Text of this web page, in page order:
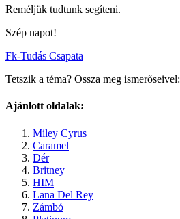
Reméljük tudtunk segíteni.
Szép napot!
Fk-Tudás Csapata
Tetszik a téma? Ossza meg ismerőseivel:
Ajánlott oldalak:
Miley Cyrus
Caramel
Dér
Britney
HIM
Lana Del Rey
Zámbó